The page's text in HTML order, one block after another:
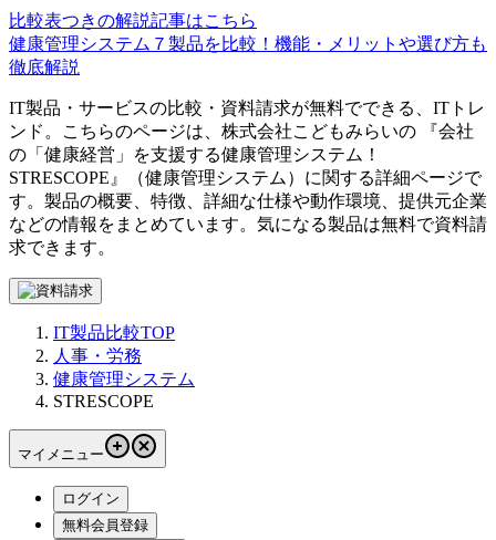
比較表つきの解説記事はこちら
健康管理システム７製品を比較！機能・メリットや選び方も
徹底解説
IT製品・サービスの比較・資料請求が無料でできる、ITトレ
ンド。こちらのページは、 株式会社こどもみらいの 『会社
の「健康経営」を支援する健康管理システム！
STRESCOPE 』（健康管理システム ）に関する詳細ページで
す。製品の概要、特徴、詳細な仕様や動作環境、提供元企業
などの情報をまとめています。気になる製品は無料で資料請
求できます。
IT製品比較TOP
人事・労務
健康管理システム
STRESCOPE
マイメニュー
ログイン
無料会員登録